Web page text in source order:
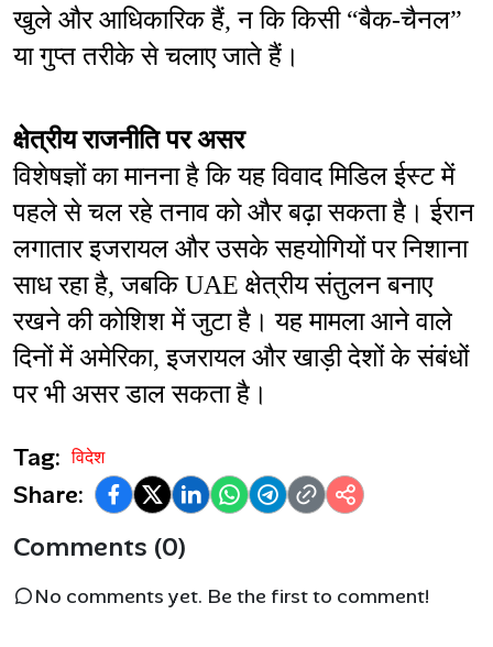
खुले और आधिकारिक हैं, न कि किसी “बैक-चैनल”
या गुप्त तरीके से चलाए जाते हैं।
क्षेत्रीय राजनीति पर असर
विशेषज्ञों का मानना है कि यह विवाद मिडिल ईस्ट में
पहले से चल रहे तनाव को और बढ़ा सकता है। ईरान
लगातार इजरायल और उसके सहयोगियों पर निशाना
साध रहा है, जबकि UAE क्षेत्रीय संतुलन बनाए
रखने की कोशिश में जुटा है। यह मामला आने वाले
दिनों में अमेरिका, इजरायल और खाड़ी देशों के संबंधों
पर भी असर डाल सकता है।
Tag: विदेश
Share:
Comments (0)
No comments yet. Be the first to comment!